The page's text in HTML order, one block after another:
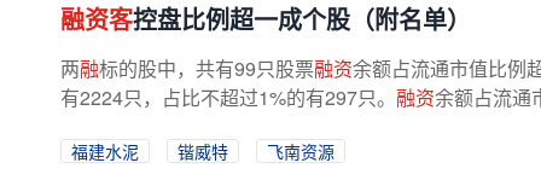
融资客控盘比例超一成个股（附名单）
两融标的股中，共有99只股票融资余额占流通市值比例
有2224只，占比不超过1%的有297只。 融资余额占流通
福建水泥 锴威特
飞南资源